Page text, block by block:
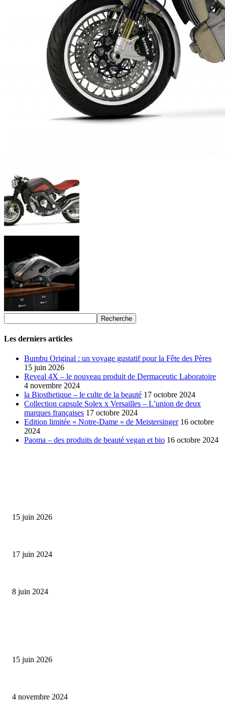
Les derniers articles
Bumbu Original : un voyage gustatif pour la Fête des Pères
15 juin 2026
Reveal 4X – le nouveau produit de Dermaceutic Laboratoire
4 novembre 2024
la Biosthetique – le culte de la beauté 17 octobre 2024
Collection capsule Solex x Versailles – L’union de deux
marques françaises 17 octobre 2024
Edition limitée « Notre-Dame » de Meistersinger 16 octobre
2024
Paoma – des produits de beauté vegan et bio 16 octobre 2024
15 juin 2026
17 juin 2024
8 juin 2024
15 juin 2026
4 novembre 2024